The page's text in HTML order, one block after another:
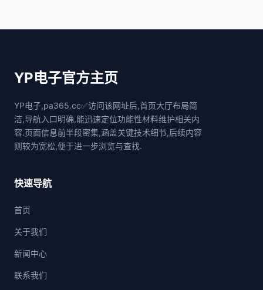
YP电子官方主页
YP电子,pa365.cc✅访问该网址后,首页大厅布局简
洁,导航入口明确,能迅速定位功能性材料维护相关内
容.页面信息前半段密集,涵盖关键技术细节,后续内容
则较为宽松,便于进一步浏览与查找.
快速导航
首页
关于我们
新闻中心
联系我们